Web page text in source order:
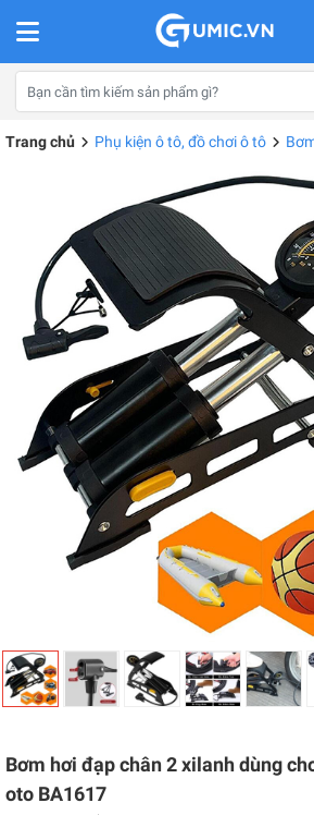
Trang chủ Phụ kiện ô tô, đồ chơi ô tô
Bơm hơi đạp chân 2 xilanh dùng
oto BA1617